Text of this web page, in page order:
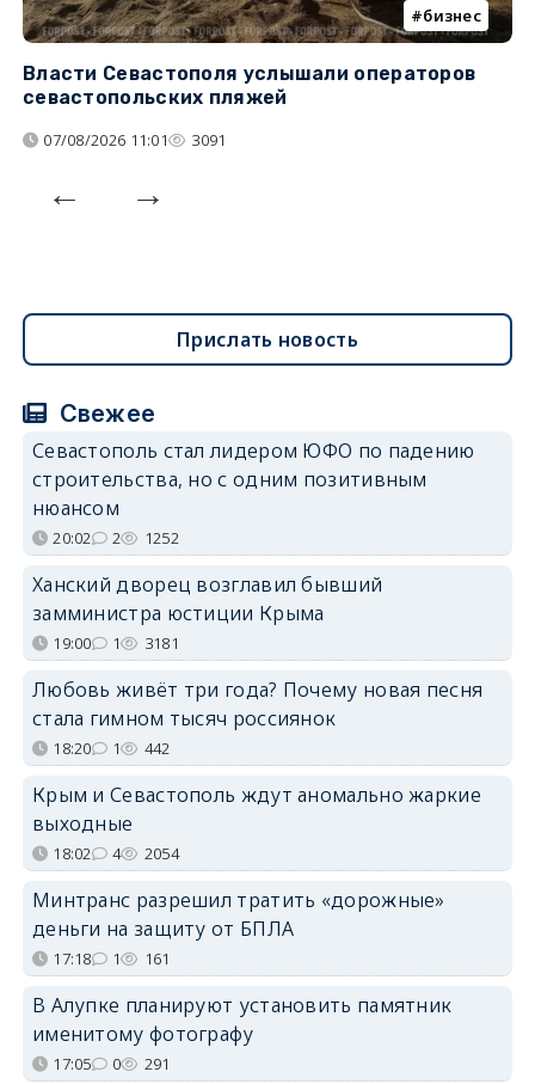
бизнес
Власти Севастополя услышали операторов
севастопольских пляжей
07/08/2026 11:01 3091
Прислать новость
Свежее
Севастополь стал лидером ЮФО по падению
строительства, но с одним позитивным
нюансом
20:02 2 1252
Ханский дворец возглавил бывший
замминистра юстиции Крыма
19:00 1 3181
Любовь живёт три года? Почему новая песня
стала гимном тысяч россиянок
18:20 1 442
Крым и Севастополь ждут аномально жаркие
выходные
18:02 4 2054
Минтранс разрешил тратить «дорожные»
деньги на защиту от БПЛА
17:18 1 161
В Алупке планируют установить памятник
именитому фотографу
17:05 0 291